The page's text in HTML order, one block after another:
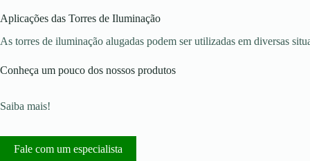
Aplicações das Torres de Iluminação
As torres de iluminação alugadas podem ser utilizadas em diversas
Conheça um pouco dos nossos produtos
Saiba mais!
Fale com um especialista